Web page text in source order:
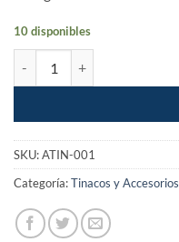
10 disponibles
SKU:ATIN-001
Categoría:Tinacos y Accesorios